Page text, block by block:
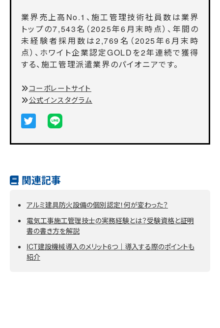
業界売上高No.1、施工管理技術社員数は業界
トップの7,543名（2025年6月末時点）、年間の
未経験者採用数は2,769名（2025年6月末時
点）、ホワイト企業認定GOLDを2年連続で獲得
する、施工管理派遣業界のパイオニアです。
コーポレートサイト
公式インスタグラム
関連記事
アルミ建具防火設備の個別認定！何が変わった？
電気工事施工管理技士の実務経験とは？受験資格と証明
書の書き方を解説
ICT建設機械導入のメリット6つ｜導入する際のポイントも
紹介